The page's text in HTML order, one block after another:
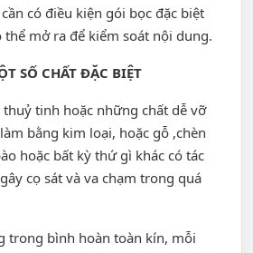
có điều kiện gói bọc đặc biệt
mở ra để kiểm soát nội dung.
SỐ CHẤT ĐẶC BIỆT
tinh hoặc những chất dễ vỡ
bằng kim loại, hoặc gỗ ,chèn
hoặc bất kỳ thứ gì khác có tác
cọ sát và va chạm trong quá
trong bình hoàn toàn kín, mỗi